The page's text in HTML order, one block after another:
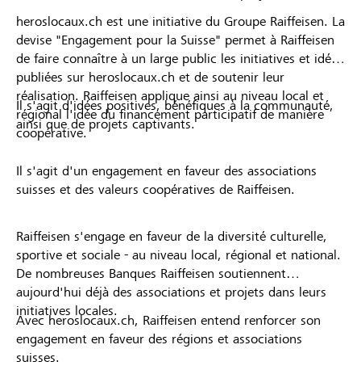
heroslocaux.ch est une initiative du Groupe Raiffeisen. La
devise "Engagement pour la Suisse" permet à Raiffeisen
de faire connaître à un large public les initiatives et idées
publiées sur heroslocaux.ch et de soutenir leur
réalisation. Raiffeisen applique ainsi au niveau local et
régional l'idée du financement participatif de manière
coopérative.
Il s'agit d'idées positives, bénéfiques à la communauté,
ainsi que de projets captivants.
Il s'agit d'un engagement en faveur des associations
suisses et des valeurs coopératives de Raiffeisen.
Raiffeisen s'engage en faveur de la diversité culturelle,
sportive et sociale - au niveau local, régional et national.
De nombreuses Banques Raiffeisen soutiennent
aujourd'hui déjà des associations et projets dans leurs
initiatives locales.
Avec heroslocaux.ch, Raiffeisen entend renforcer son
engagement en faveur des régions et associations
suisses.